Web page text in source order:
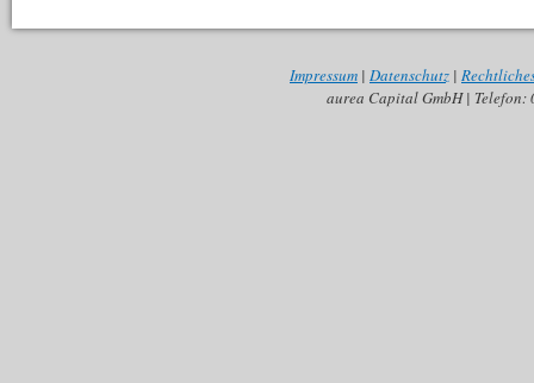
Impressum | Datenschutz |
aurea Capital GmbH |